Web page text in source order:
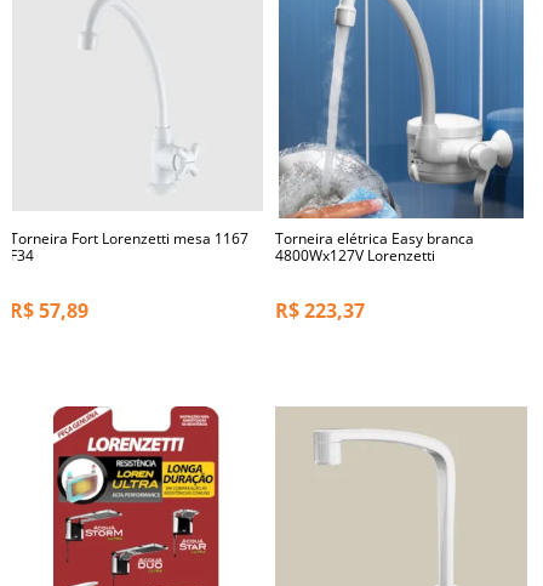
Torneira Fort Lorenzetti mesa 1167
F34
R$57,89
Torneira elétrica Easy branca
4800Wx127V Lorenzetti
R$223,37